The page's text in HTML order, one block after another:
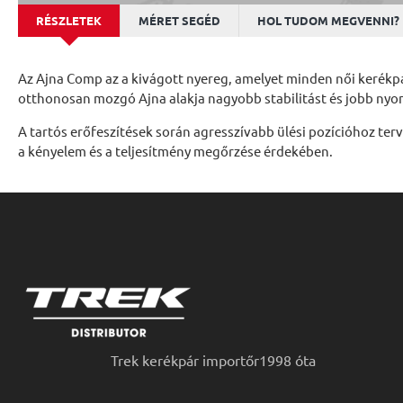
RÉSZLETEK MÉRET SEGÉD HOL TUDOM MEGVENNI?
Az Ajna Comp az a kivágott nyereg, amelyet minden női
otthonosan mozgó Ajna alakja nagyobb stabilitást és jobb
A tartós erőfeszítések során agresszívabb ülési pozícióhoz
a kényelem és a teljesítmény megőrzése érdekében.
Trek kerékpár importőr1998 óta